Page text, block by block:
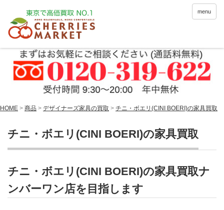
menu
HOME > 商品 > デザイナーズ家具の買取 > チニ・ボエリ(CINI BOERI)の家具買取
チニ・ボエリ(CINI BOERI)の家具買取
チニ・ボエリ(CINI BOERI)の家具買取ナ
ンバーワン店を目指します